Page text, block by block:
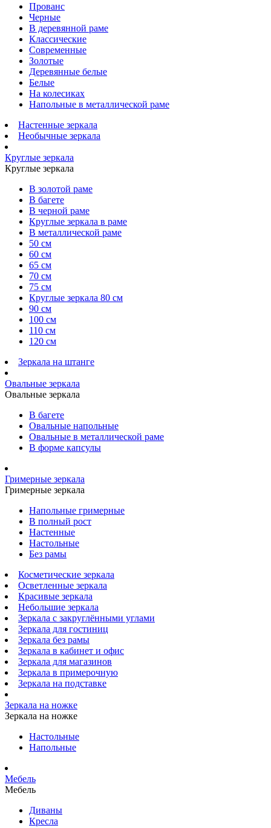
Прованс
Черные
В деревянной раме
Классические
Современные
Золотые
Деревянные белые
Белые
На колесиках
Напольные в металлической раме
Настенные зеркала
Необычные зеркала
Круглые зеркала
Круглые зеркала
В золотой раме
В багете
В черной раме
Круглые зеркала в раме
В металлической раме
50 см
60 см
65 см
70 см
75 см
Круглые зеркала 80 см
90 см
100 см
110 см
120 см
Зеркала на штанге
Овальные зеркала
Овальные зеркала
В багете
Овальные напольные
Овальные в металлической раме
В форме капсулы
Гримерные зеркала
Гримерные зеркала
Напольные гримерные
В полный рост
Настенные
Настольные
Без рамы
Косметические зеркала
Осветленные зеркала
Красивые зеркала
Небольшие зеркала
Зеркала с закруглёнными углами
Зеркала для гостиниц
Зеркала без рамы
Зеркала в кабинет и офис
Зеркала для магазинов
Зеркала в примерочную
Зеркала на подставке
Зеркала на ножке
Зеркала на ножке
Настольные
Напольные
Мебель
Мебель
Диваны
Кресла